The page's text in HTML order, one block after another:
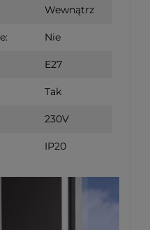
Wewnątrz
Nie
E27
Tak
230V
IP20